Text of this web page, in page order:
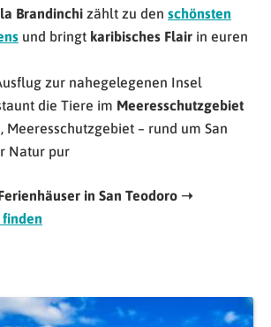
Brandinchi zählt zu den schönsten
und bringt karibisches Flair in euren
zur nahegelegenen Insel
die Tiere im Meeresschutzgebiet
Meeresschutzgebiet – rund um San
Natur pur
in San Teodoro ➝